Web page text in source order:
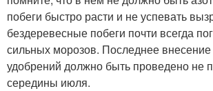
побеги быстро расти и не успевать
бездеревесные побеги почти всегда
сильных морозов. Последнее
удобрений должно быть проведено не
середины июля.